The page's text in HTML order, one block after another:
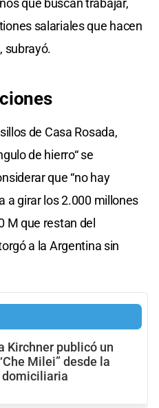
que buscan trabajar,
salariales que hacen
subrayó.
de Casa Rosada,
de hierro“ se
que “no hay
a girar los 2.000 millones
M que restan del
a la Argentina sin
Kirchner publicó un
Milei” desde la
domiciliaria